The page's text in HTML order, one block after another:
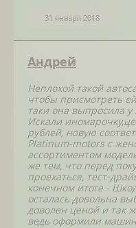
31 января 2018
Андрей
Неплохой такой
чтобы присмотреть
таки она выпросила
Искали
рублей, новую
Platinum-motors с
ассортиментом
же тем, что перед
проехаться, тест-
конечном итоге -
осталась довольна
доволен ценой и так
ведь оформили